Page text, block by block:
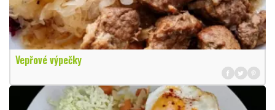
Vepřové výpečky